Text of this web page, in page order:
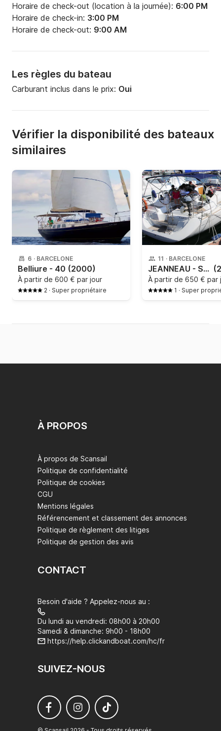
Horaire de check-out (location à la journée): 6:00 PM
Horaire de check-in: 3:00 PM
Horaire de check-out: 9:00 AM
Les règles du bateau
Carburant inclus dans le prix: Oui
Vérifier la disponibilité des bateaux
similaires
6 · BARCELONE
Belliure - 40 (2000)
À partir de 600 € par jour
2 · Super propriétaire
11 · BARCELONE
JEANNEAU - Sun Odssey 39 DS
À partir de 650 € par
1 · Super
À PROPOS
À propos de Scansail
Politique de confidentialité
Politique de cookies
CGU
Mentions légales
Référencement et classement des annonces
Politique de règlement des litiges
Politique de gestion des avis
CONTACT
Besoin d'aide ? Appelez-nous au :
Du lundi au vendredi: 08h00 à 20h00
Samedi & dimanche: 9h00 - 18h00
https://help.clickandboat.com/hc/fr
SUIVEZ-NOUS